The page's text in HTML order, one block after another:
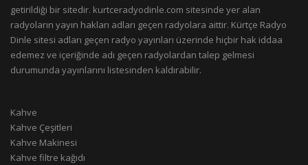
getirildiği bir sitedir. kurtceradyodinle.com sitesinde yer alan
radyoların yayın hakları adları geçen radyolara aittir. Kürtçe Radyo
Dinle sitesi adları geçen radyo yayınları üzerinde hiçbir hak iddaa
edemez ve içeriğinde adı geçen radyolardan talep gelmesi
durumunda yayınlarını listesinden kaldırabilir.
Kahve
Kahve Çeşitleri
Kahve Makinesi
Kahve filtre kağıdı